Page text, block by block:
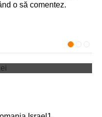
o să comentez.